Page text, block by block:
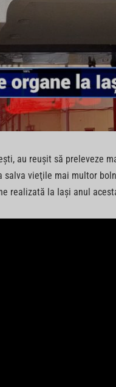
au reuşit să preleveze
vieţile mai multor
realizată la Iaşi anul